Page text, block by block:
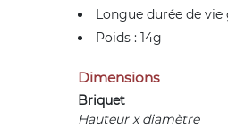
Longue durée de
Poids : 14g
Dimensions
Briquet
Hauteur x diamètre